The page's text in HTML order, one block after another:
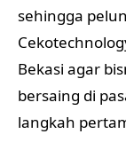
sehingga
Bekasi agar
bersaing di
langkah